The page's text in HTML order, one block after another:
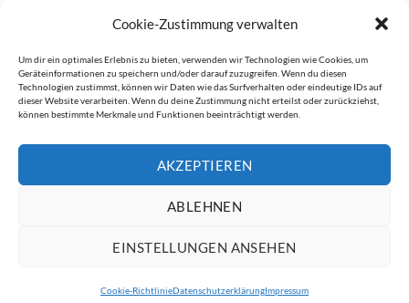
Cookie-Zustimmung verwalten
Um dir ein optimales Erlebnis zu bieten, verwenden wir Technologien wie Cookies, um
Geräteinformationen zu speichern und/oder darauf zuzugreifen. Wenn du diesen
Technologien zustimmst, können wir Daten wie das Surfverhalten oder eindeutige IDs auf
dieser Website verarbeiten. Wenn du deine Zustimmung nicht erteilst oder zurückziehst,
können bestimmte Merkmale und Funktionen beeinträchtigt werden.
AKZEPTIEREN
ABLEHNEN
EINSTELLUNGEN ANSEHEN
Cookie-RichtlinieDatenschutzerklärungImpressum
Ja, füge mich zu der Mailingliste hinzu!
Are you human? Please solve:
Copyright 2026 ©ATW Automatentechnik Wartchow GmbH